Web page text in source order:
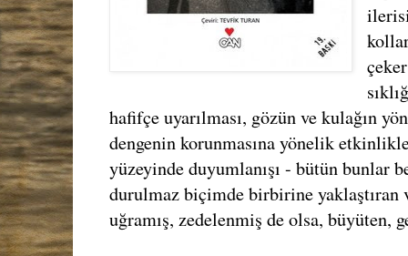
hafifçe uyarılması, gözün ve kulağın
dengenin korunmasına yönelik
yüzeyinde duyumlanışı - bütün bunlar
durulmaz biçimde birbirine yaklaştıran
uğramış, zedelenmiş de olsa, büyüten,